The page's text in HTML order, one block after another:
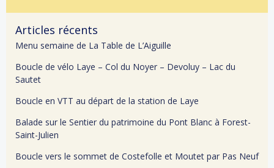
Articles récents
Menu semaine de La Table de L’Aiguille
Boucle de vélo Laye – Col du Noyer – Devoluy – Lac du
Sautet
Boucle en VTT au départ de la station de Laye
Balade sur le Sentier du patrimoine du Pont Blanc à Forest-
Saint-Julien
Boucle vers le sommet de Costefolle et Moutet par Pas Neuf